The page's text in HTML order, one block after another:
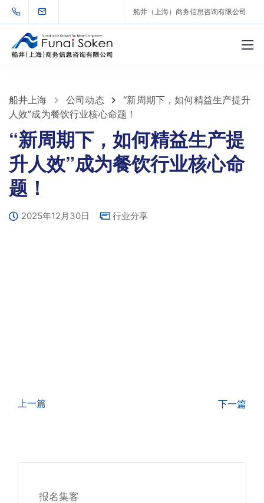
船井（上海）商务信息咨询有限公司
船井上海 公司动态
“新周期下，如何精益生产提升
人效”成为餐饮行业核心命题！
“新周期下，如何精益生产提
升人效”成为餐饮行业核心命
题！
2025年12月30日 行业分享
上一篇 下一篇
报名集客